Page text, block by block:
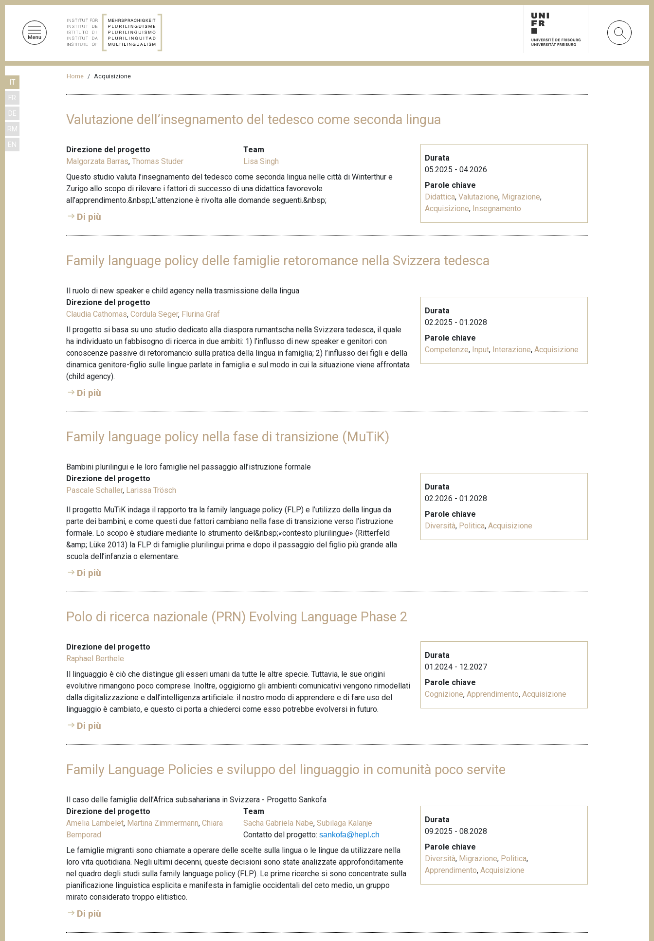
IT
FR
DE
RM
EN
Home Acquisizione
Valutazione dell’insegnamento del tedesco come seconda lingua
Direzione del progetto
Malgorzata Barras,Thomas Studer
Team
Lisa Singh
Questo studio valuta l’insegnamento del tedesco come seconda lingua nelle città di Winterthur e
Zurigo allo scopo di rilevare i fattori di successo di una didattica favorevole
all’apprendimento.&nbsp;L’attenzione è rivolta alle domande seguenti.&nbsp;
Di più
Durata
05.2025 - 04.2026
Parole chiave
Didattica, Valutazione, Migrazione,
Acquisizione, Insegnamento
Family language policy delle famiglie retoromance nella Svizzera tedesca
Il ruolo di new speaker e child agency nella trasmissione della lingua
Direzione del progetto
Claudia Cathomas,Cordula Seger, Flurina Graf
Il progetto si basa su uno studio dedicato alla diaspora rumantscha nella Svizzera tedesca, il quale
ha individuato un fabbisogno di ricerca in due ambiti: 1) l’influsso di new speaker e genitori con
conoscenze passive di retoromancio sulla pratica della lingua in famiglia; 2) l’influsso dei figli e della
dinamica genitore-figlio sulle lingue parlate in famiglia e sul modo in cui la situazione viene affrontata
(child agency).
Di più
Durata
02.2025 - 01.2028
Parole chiave
Competenze, Input, Interazione, Acquisizione
Family language policy nella fase di transizione (MuTiK)
Bambini plurilingui e le loro famiglie nel passaggio all’istruzione formale
Direzione del progetto
Pascale Schaller, Larissa Trösch
Il progetto MuTiK indaga il rapporto tra la family language policy (FLP) e l’utilizzo della lingua da
parte dei bambini, e come questi due fattori cambiano nella fase di transizione verso l’istruzione
formale. Lo scopo è studiare mediante lo strumento del&nbsp;«contesto plurilingue» (Ritterfeld
&amp; Lüke 2013) la FLP di famiglie plurilingui prima e dopo il passaggio del figlio più grande alla
scuola dell’infanzia o elementare.
Di più
Durata
02.2026 - 01.2028
Parole chiave
Diversità, Politica, Acquisizione
Polo di ricerca nazionale (PRN) Evolving Language Phase 2
Direzione del progetto
Raphael Berthele
Il linguaggio è ciò che distingue gli esseri umani da tutte le altre specie. Tuttavia, le sue origini
evolutive rimangono poco comprese. Inoltre, oggigiorno gli ambienti comunicativi vengono rimodellati
dalla digitalizzazione e dall’intelligenza artificiale: il nostro modo di apprendere e di fare uso del
linguaggio è cambiato, e questo ci porta a chiederci come esso potrebbe evolversi in futuro.
Di più
Durata
01.2024 - 12.2027
Parole chiave
Cognizione, Apprendimento, Acquisizione
Family Language Policies e sviluppo del linguaggio in comunità poco servite
Il caso delle famiglie dell’Africa subsahariana in Svizzera - Progetto Sankofa
Direzione del progetto
Amelia Lambelet, Martina Zimmermann,Chiara
Bemporad
Team
Sacha Gabriela Nabe,Subilaga Kalanje
Contatto del progetto:sankofa@hepl.ch
Le famiglie migranti sono chiamate a operare delle scelte sulla lingua o le lingue da utilizzare nella
loro vita quotidiana. Negli ultimi decenni, queste decisioni sono state analizzate approfonditamente
nel quadro degli studi sulla family language policy (FLP). Le prime ricerche si sono concentrate sulla
pianificazione linguistica esplicita e manifesta in famiglie occidentali del ceto medio, un gruppo
mirato considerato troppo elitistico.
Di più
Durata
09.2025 - 08.2028
Parole chiave
Diversità, Migrazione, Politica,
Apprendimento, Acquisizione